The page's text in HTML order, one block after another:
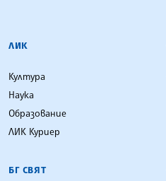
ЛИК
Култура
Наука
Образование
ЛИК Куриер
БГ СВЯТ